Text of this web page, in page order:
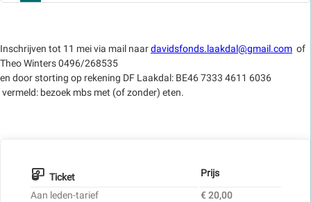
Inschrijven tot 11 mei via mail naardavidsfonds.laakdal@gmail.com of
Theo Winters 0496/268535
en door storting op rekening DF Laakdal: BE46 7333 4611 6036
vermeld: bezoek mbs met (of zonder) eten.
Ticket
Prijs
Aan leden-tarief
€ 20,00